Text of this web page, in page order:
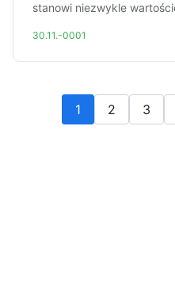
stanowi niezwykle
30.11.-0001
1 2 3